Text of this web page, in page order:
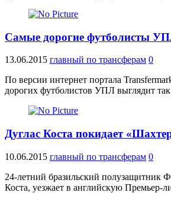
Самые дорогие футболисты
13.06.2015 главный по трансферам 0
По версии интернет портала
дорогих футболистов УПЛ выглядит
Дуглас Коста покидает
10.06.2015 главный по трансферам 0
24-летний бразильский полузащитник
Коста, уезжает в английскую Премьер-